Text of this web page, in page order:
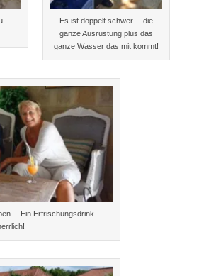
Es ist doppelt schwer… die
ganze Ausrüstung plus das
ganze Wasser das mit kommt!
Ein Erfrischungsdrink…